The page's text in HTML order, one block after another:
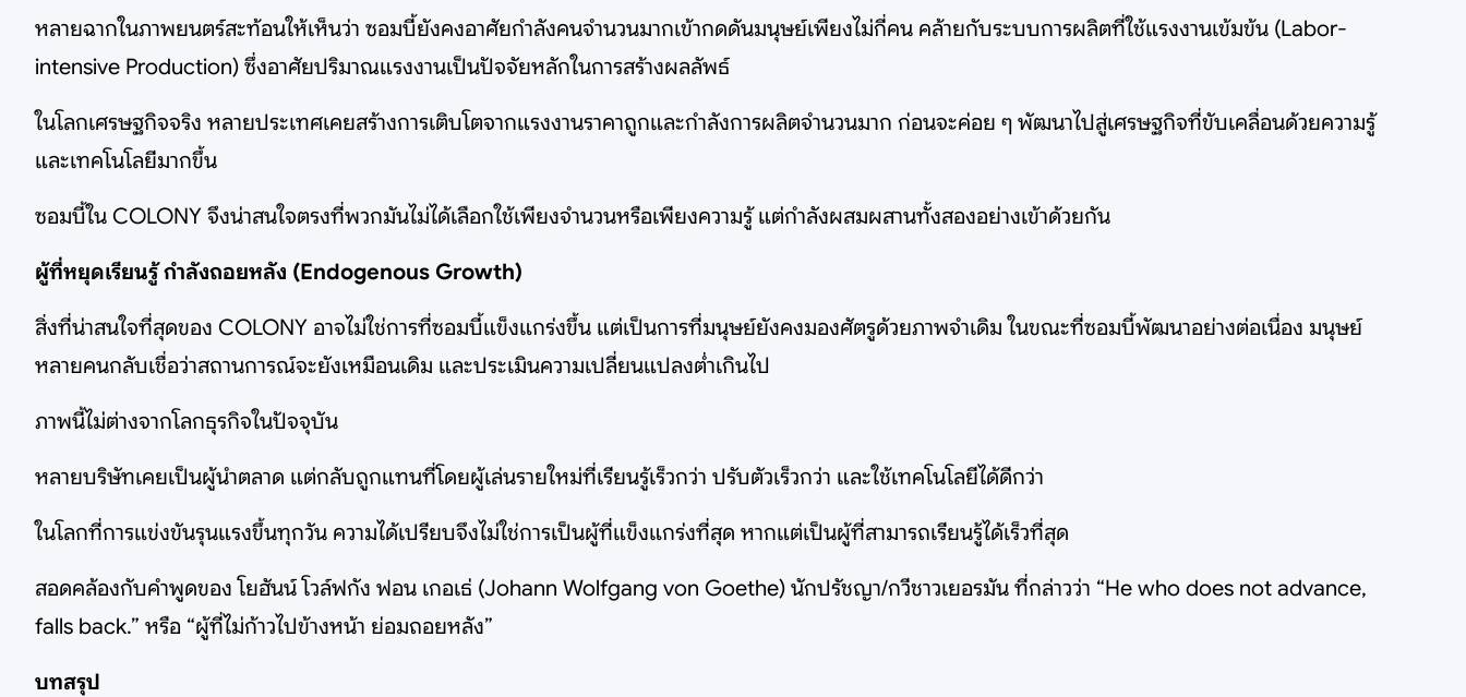
หลายฉากในภาพยนตร์สะท้อนให้เห็นว่า ซอมบี้ยังคงอาศัยกำลังคนจำนวนมากเข้ากดดันมนุษย์เพียงไม่กี่คน คล้ายกับระบบการผลิตที่ใช้แรงงานเข้มข้น (Labor-
intensive Production) ซึ่งอาศัยปริมาณแรงงานเป็นปัจจัยหลักในการสร้างผลลัพธ์
ในโลกเศรษฐกิจจริง หลายประเทศเคยสร้างการเติบโตจากแรงงานราคาถูกและกำลังการผลิตจำนวนมาก ก่อนจะค่อย ๆ พัฒนาไปสู่เศรษฐกิจที่ขับเคลื่อนด้วยความรู้
และเทคโนโลยีมากขึ้น
ซอมบี้ใน COLONY จึงน่าสนใจตรงที่พวกมันไม่ได้เลือกใช้เพียงจำนวนหรือเพียงความรู้ แต่กำลังผสมผสานทั้งสองอย่างเข้าด้วยกัน
ผู้ที่หยุดเรียนรู้ กำลังถอยหลัง (Endogenous Growth)
สิ่งที่น่าสนใจที่สุดของ COLONY อาจไม่ใช่การที่ซอมบี้แข็งแกร่งขึ้น แต่เป็นการที่มนุษย์ยังคงมองศัตรูด้วยภาพจำเดิม ในขณะที่ซอมบี้พัฒนาอย่างต่อเนื่อง มนุษย์
หลายคนกลับเชื่อว่าสถานการณ์จะยังเหมือนเดิม และประเมินความเปลี่ยนแปลงต่ำเกินไป
ภาพนี้ไม่ต่างจากโลกธุรกิจในปัจจุบัน
หลายบริษัทเคยเป็นผู้นำตลาด แต่กลับถูกแทนที่โดยผู้เล่นรายใหม่ที่เรียนรู้เร็วกว่า ปรับตัวเร็วกว่า และใช้เทคโนโลยีได้ดีกว่า
ในโลกที่การแข่งขันรุนแรงขึ้นทุกวัน ความได้เปรียบจึงไม่ใช่การเป็นผู้ที่แข็งแกร่งที่สุด หากแต่เป็นผู้ที่สามารถเรียนรู้ได้เร็วที่สุด
สอดคล้องกับคำพูดของ โยฮันน์ โวล์ฟกัง ฟอน เกอเธ่ (Johann Wolfgang von Goethe) นักปรัชญา/กวีชาวเยอรมัน ที่กล่าวว่า “He who does not advance,
falls back.” หรือ “ผู้ที่ไม่ก้าวไปข้างหน้า ย่อมถอยหลัง”
บทสรุป